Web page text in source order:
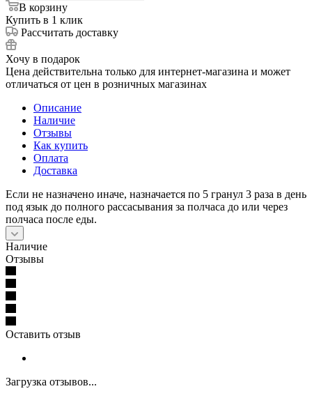
В корзину
Купить в 1 клик
Рассчитать доставку
Хочу в подарок
Цена действительна только для интернет-магазина и может
отличаться от цен в розничных магазинах
Описание
Наличие
Отзывы
Как купить
Оплата
Доставка
Если не назначено иначе, назначается по 5 гранул 3 раза в день
под язык до полного рассасывания за полчаса до или через
полчаса после еды.
Наличие
Отзывы
Оставить отзыв
Загрузка отзывов...